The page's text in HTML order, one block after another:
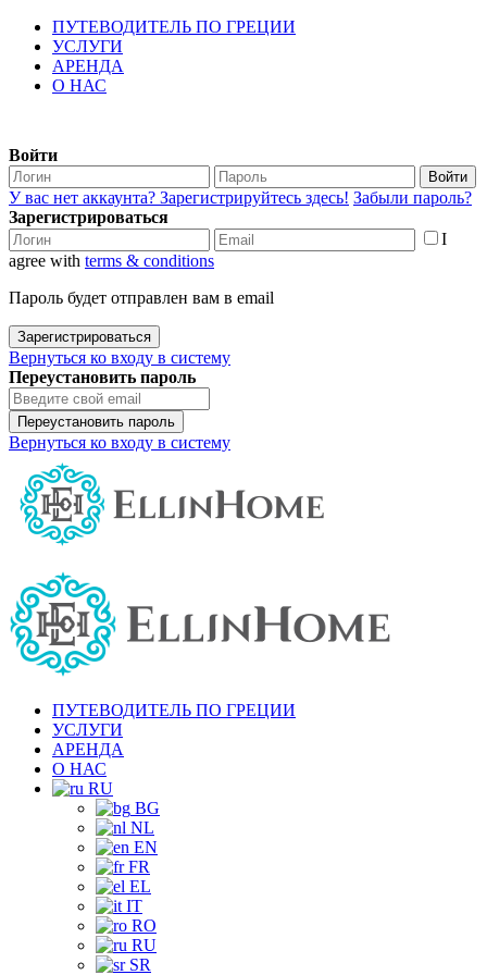
ПУТЕВОДИТЕЛЬ ПО ГРЕЦИИ
УСЛУГИ
АРЕНДА
О НАС
Войти
Войти
У вас нет аккаунта? Зарегистрируйтесь здесь! Забыли пароль?
Зарегистрироваться
I
agree with terms & conditions
Пароль будет отправлен вам в email
Зарегистрироваться
Вернуться ко входу в систему
Переустановить пароль
Переустановить пароль
Вернуться ко входу в систему
ПУТЕВОДИТЕЛЬ ПО ГРЕЦИИ
УСЛУГИ
АРЕНДА
О НАС
RU
BG
NL
EN
FR
EL
IT
RO
RU
SR